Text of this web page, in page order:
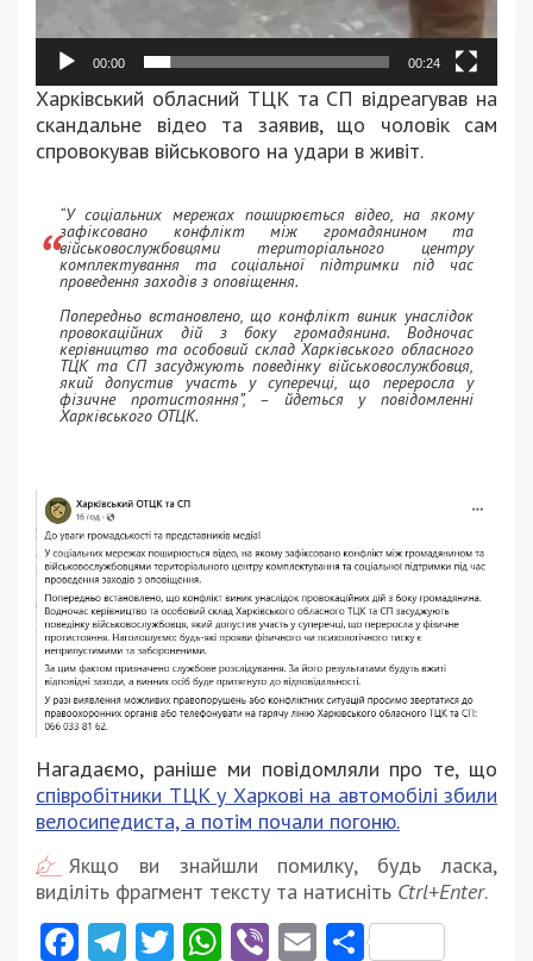
00:00 00:24
Харківський обласний ТЦК та СП відреагував на
скандальне відео та заявив, що чоловік сам
спровокував військового на удари в живіт.
“У соціальних мережах поширюється відео, на якому
зафіксовано конфлікт між громадянином та
військовослужбовцями територіального центру
комплектування та соціальної підтримки під час
проведення заходів з оповіщення.
Попередньо встановлено, що конфлікт виник унаслідок
провокаційних дій з боку громадянина. Водночас
керівництво та особовий склад Харківського обласного
ТЦК та СП засуджують поведінку військовослужбовця,
який допустив участь у суперечці, що переросла у
фізичне протистояння”, – йдеться у повідомленні
Харківського ОТЦК.
Нагадаємо, раніше ми повідомляли про те, що
співробітники ТЦК у Харкові на автомобілі збили
велосипедиста, а потім почали погоню.
Якщо ви знайшли помилку, будь ласка,
виділіть фрагмент тексту та натисніть Ctrl+Enter.
Facebook
Telegram
Twitter
WhatsApp
ViberEmail